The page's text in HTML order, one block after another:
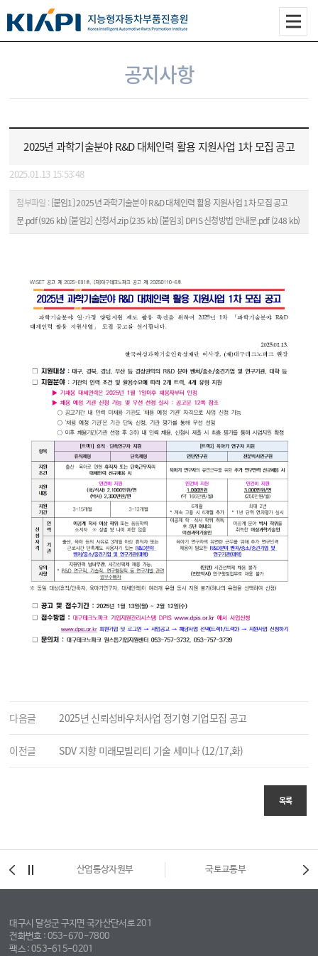
공지사항
2025년 과학기술분야 R&D 대체인력 활용 지원사업 1차 모집 공고
2025.01.13 15:53:48
첨부파일 : [붙임1] 2025년 과학기술분야 R&D 대체인력 활용 지원사업 1차 모집 공고
문.pdf (926 kb) [붙임2] 신청서.zip (235 kb) [붙임3] DPIS 신청방법 안내문.pdf (248 kb)
다음글 2025년 신뢰성바우처사업 정기형 기업모집 공고
이전글 SDV 지향 미래모빌리티 기술 세미나 (12/17,화)
목록
산업통상자원부 국토교통부
대구시 달성군 구지면 국가산단서로 201
전화번호 : 053-670-7800
팩스 : 053-615-0201